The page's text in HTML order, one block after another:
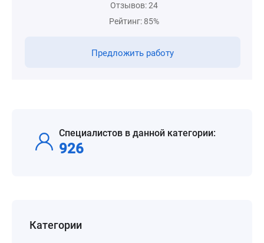
Отзывов: 24
Рейтинг: 85%
Предложить работу
Специалистов в данной категории:
926
Категории